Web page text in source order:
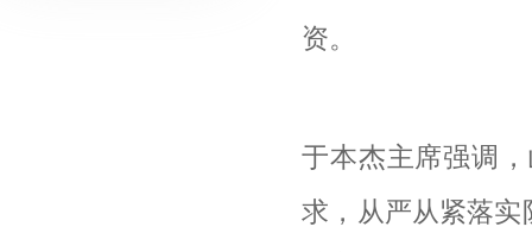
资。
于本杰主席强调
求，从严从紧落